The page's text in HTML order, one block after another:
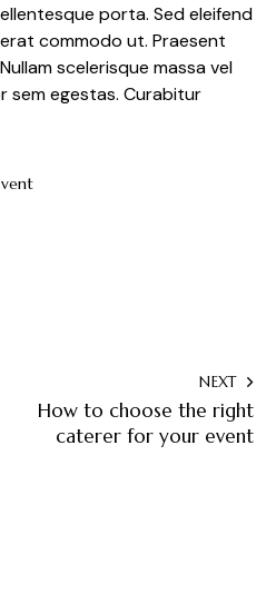
porta. Sed eleifend
commodo ut. Praesent
scelerisque massa vel
sem egestas. Curabitur
NEXT
How to choose the right
caterer for your event